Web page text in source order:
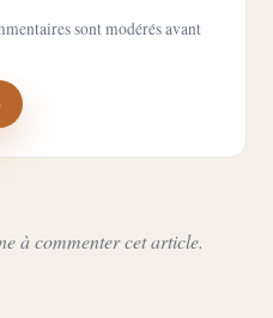
sont modérés avant
à commenter cet article.